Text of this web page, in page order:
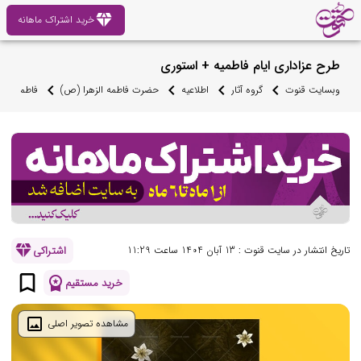
diamondخرید اشتراک ماهانه
طرح عزاداری ایام فاطمیه + استوری
وبسایت قنوت گروه آثار اطلاعیه حضرت فاطمه الزهرا (ص) فاطمیه
تاریخ انتشار در سایت قنوت : 13 آبان 1404 ساعت 11:29 اشتراکیdiamond
خرید مستقیم workspace_premium
bookmark_border
مشاهده تصویر اصلی image